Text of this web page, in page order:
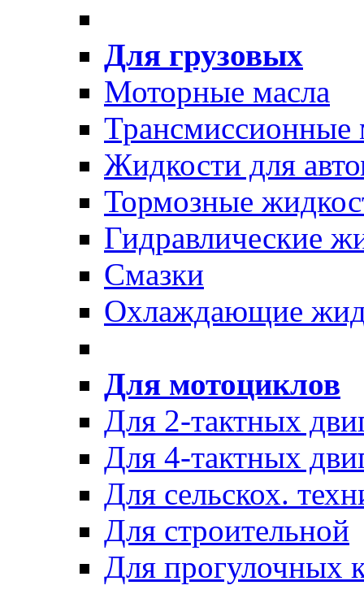
Для грузовых
Моторные масла
Трансмиссионные
Жидкости для
Тормозные
Гидравлические
Смазки
Охлаждающие
Для мотоциклов
Для 2-тактных
Для 4-тактных
Для сельскох.
Для строительной
Для прогулочных